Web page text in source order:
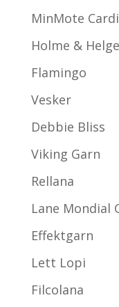
MinMote
Holme &
Flamingo
Vesker
Debbie Bliss
Viking Garn
Rellana
Lane Mondial
Effektgarn
Lett Lopi
Filcolana